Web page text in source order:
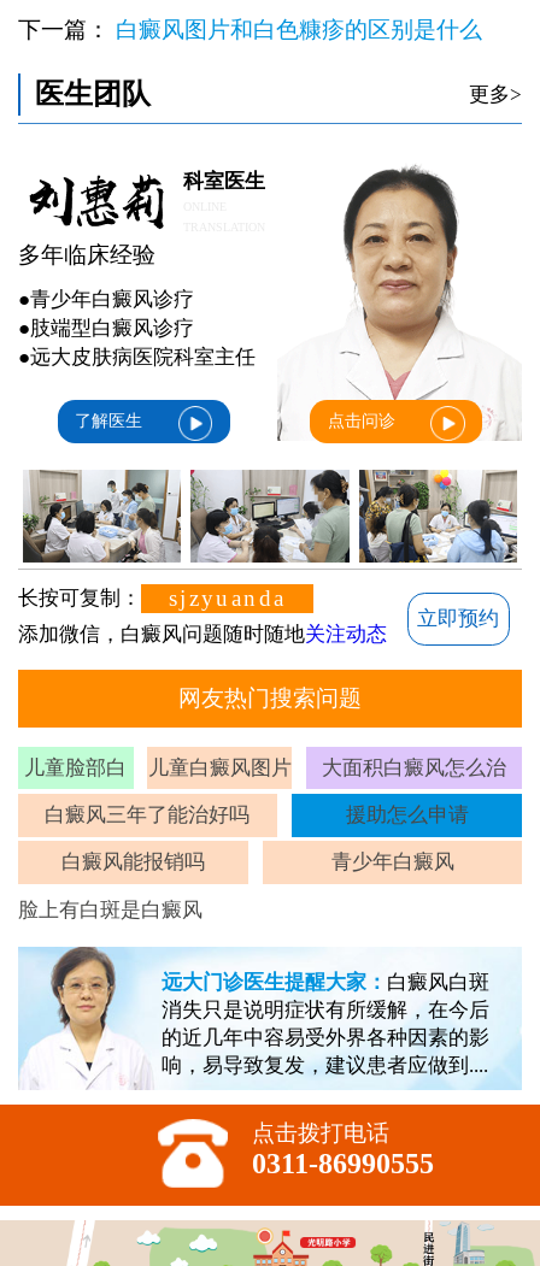
下一篇： 白癜风图片和白色糠疹的区别是什么
医生团队 更多>
科室医生
多年临床经验
●青少年白癜风诊疗
●肢端型白癜风诊疗
●远大皮肤病医院科室主任
了解医生 点击问诊
长按可复制： sjzyuanda
添加微信，白癜风问题随时随地关注动态
立即预约
网友热门搜索问题
儿童脸部白
斑
儿童白癜风图片 大面积白癜风怎么治
白癜风三年了能治好吗 援助怎么申请
白癜风能报销吗 青少年白癜风
脸上有白斑是白癜风
远大门诊医生提醒大家： 白癜风白斑
消失只是说明症状有所缓解，在今后
的近几年中容易受外界各种因素的影
响，易导致复发，建议患者应做到....
点击拨打电话
0311-86990555